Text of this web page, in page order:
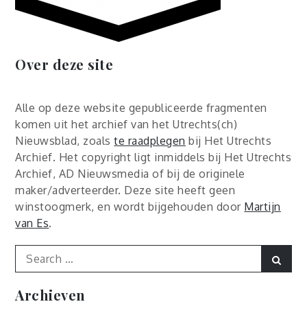
Over deze site
Alle op deze website gepubliceerde fragmenten
komen uit het archief van het Utrechts(ch)
Nieuwsblad, zoalste raadplegen bij Het Utrechts
Archief. Het copyright ligt inmiddels bij Het Utrechts
Archief, AD Nieuwsmedia of bij de originele
maker/adverteerder. Deze site heeft geen
winstoogmerk, en wordt bijgehouden door Martijn
van Es.
Search
for:
Archieven